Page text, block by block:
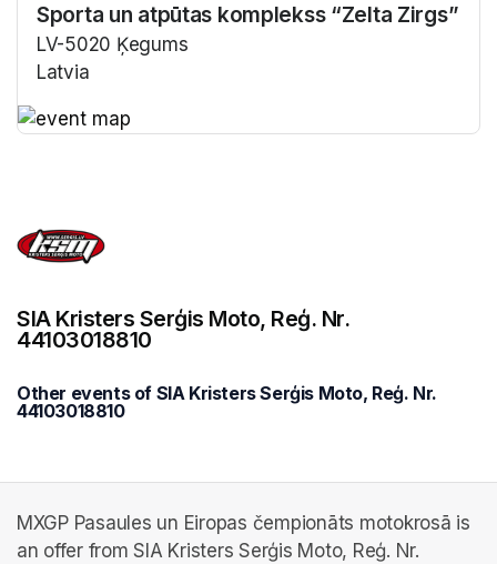
Sporta un atpūtas komplekss “Zelta Zirgs”
LV-5020 Ķegums
Latvia
SIA Kristers Serģis Moto, Reģ. Nr.
44103018810
Other events of SIA Kristers Serģis Moto, Reģ. Nr.
44103018810
MXGP Pasaules un Eiropas čempionāts motokrosā is
an offer from SIA Kristers Serģis Moto, Reģ. Nr.